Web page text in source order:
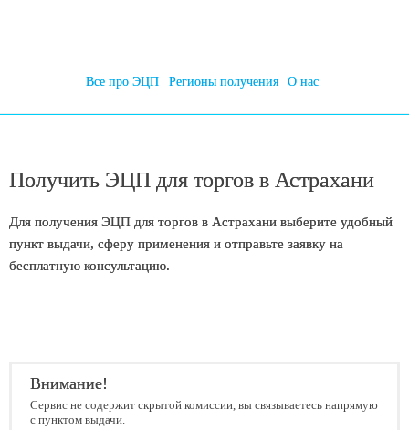
Все про ЭЦП Регионы получения О нас
Получить ЭЦП для торгов в Астрахани
Для получения ЭЦП для торгов в Астрахани выберите удобный
пункт выдачи, сферу применения и отправьте заявку на
бесплатную консультацию.
Внимание!
Сервис не содержит скрытой комиссии, вы связываетесь напрямую
с пунктом выдачи.